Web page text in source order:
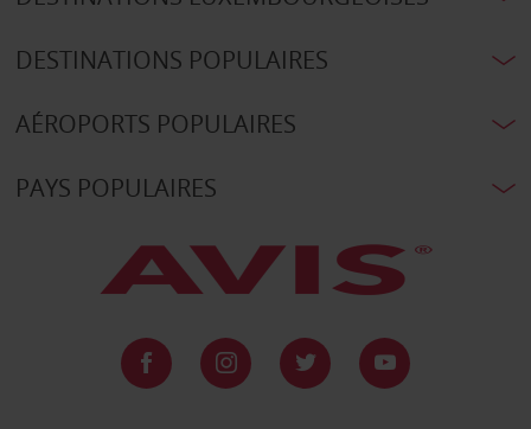
DESTINATIONS POPULAIRES
AÉROPORTS POPULAIRES
PAYS POPULAIRES